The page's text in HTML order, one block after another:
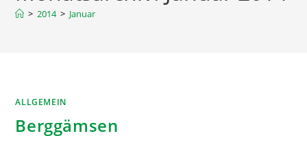
> 2014 > Januar
ALLGEMEIN
Berggämsen